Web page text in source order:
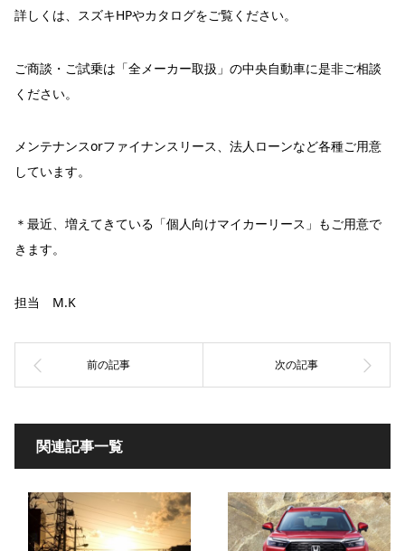
詳しくは、スズキHPやカタログをご覧ください。
ご商談・ご試乗は「全メーカー取扱」の中央自動車に是非ご相談
ください。
メンテナンスorファイナンスリース、法人ローンなど各種ご用意
しています。
＊最近、増えてきている「個人向けマイカーリース」もご用意で
きます。
担当 M.K
関連記事一覧